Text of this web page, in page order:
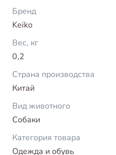
Бренд
Keiko
Вес, кг
0,2
Страна производства
Китай
Вид животного
Собаки
Категория товара
Одежда и обувь